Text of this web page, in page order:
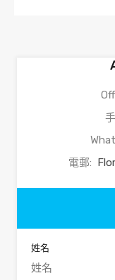
電郵:
姓名